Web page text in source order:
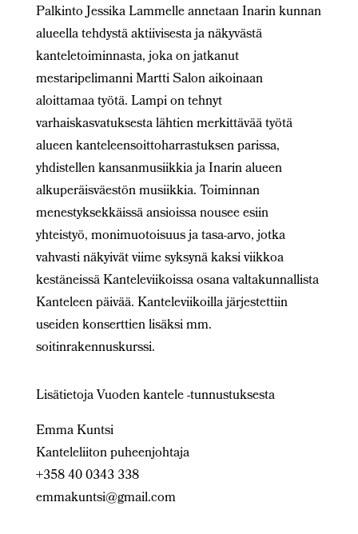
Palkinto Jessika Lammelle annetaan Inarin kunnan
alueella tehdystä aktiivisesta ja näkyvästä
kanteletoiminnasta, joka on jatkanut
mestaripelimanni Martti Salon aikoinaan
aloittamaa työtä. Lampi on tehnyt
varhaiskasvatuksesta lähtien merkittävää työtä
alueen kanteleensoittoharrastuksen parissa,
yhdistellen kansanmusiikkia ja Inarin alueen
alkuperäisväestön musiikkia. Toiminnan
menestyksekkäissä ansioissa nousee esiin
yhteistyö, monimuotoisuus ja tasa-arvo, jotka
vahvasti näkyivät viime syksynä kaksi viikkoa
kestäneissä Kanteleviikoissa osana valtakunnallista
Kanteleen päivää. Kanteleviikoilla järjestettiin
useiden konserttien lisäksi mm.
soitinrakennuskurssi.
Lisätietoja Vuoden kantele -tunnustuksesta
Emma Kuntsi
Kanteleliiton puheenjohtaja
+358 40 0343 338
emmakuntsi@gmail.com